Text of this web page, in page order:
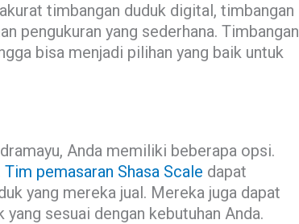
timbangan duduk digital, timbangan
pengukuran yang sederhana. Timbangan
bisa menjadi pilihan yang baik untuk
Anda memiliki beberapa opsi.
Tim pemasaran Shasa Scale dapat
yang mereka jual. Mereka juga dapat
sesuai dengan kebutuhan Anda.